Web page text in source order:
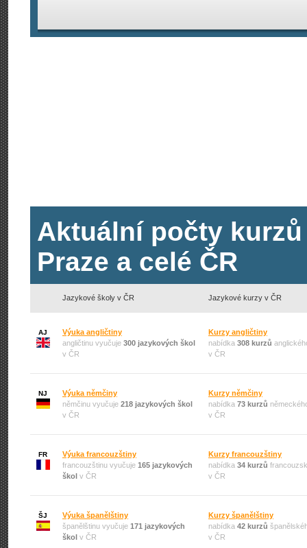
Aktuální počty
Praze a celé ČR
Jazykové školy v ČR Jazykové kurzy v ČR
AJ
Výuka angličtiny
angličtinu vyučuje 300 jazykových škol
v ČR
Kurzy angličtiny
nabídka 308 kurzů
v ČR
NJ
Výuka němčiny
němčinu vyučuje 218 jazykových škol
v ČR
Kurzy němčiny
nabídka 73 kurzů
v ČR
FR
Výuka francouzštiny
francouzštinu vyučuje 165 jazykových
škol v ČR
Kurzy francouzštiny
nabídka 34 kurzů
v ČR
ŠJ
Výuka španělštiny
španělštinu vyučuje 171 jazykových
škol v ČR
Kurzy španělštiny
nabídka 42 kurzů
v ČR